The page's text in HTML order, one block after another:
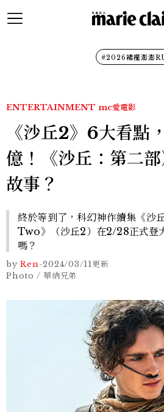
#2026裙襬澎澎
ENTERTAINMENT mc愛電影
《沙丘2》6大看點
億！《沙丘：第二
故事？
終於等到了，科幻神作續集《
Two》（沙丘2）在2/28正式登
嗎？
by Ren-2024/03/11更新
Photo / 華納兄弟